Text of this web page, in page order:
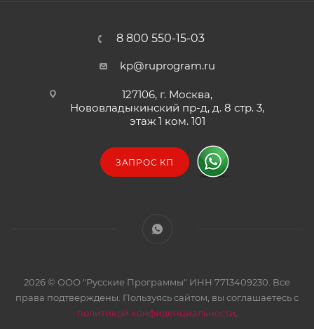
8 800 550-15-03
kp@ruprogram.ru
127106, г. Москва,
Нововладыкинский пр-д, д. 8 стр. 3,
этаж 1 ком. 101
ЗАПРОС КП
2026 © ООО "Русские Программы" ИНН 7713409230. Все
права подтверждены. Пользуясь сайтом, вы соглашаетесь с
политикой конфиденциальности